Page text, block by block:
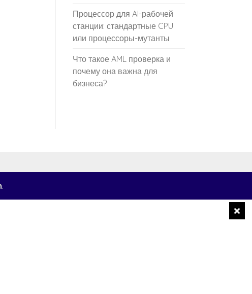
Процессор для AI-рабочей
станции: стандартные CPU
или процессоры-мутанты
Что такое AML проверка и
почему она важна для
бизнеса?
.